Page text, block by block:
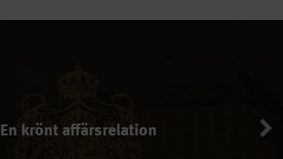
En krönt affärsrelation